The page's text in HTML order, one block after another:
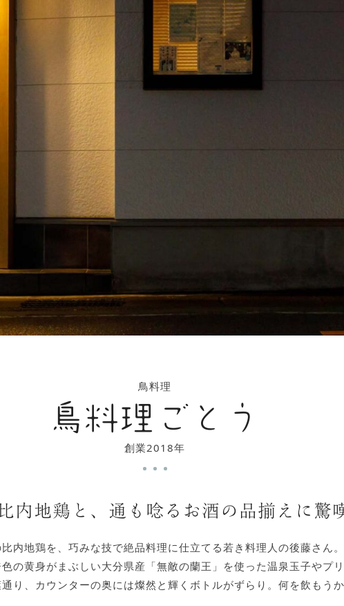
鳥料理
鳥料理ごとう
創業2018年
内地鶏と、通も唸るお酒の品揃えに驚
内地鶏を、巧みな技で絶品料理に仕立てる若き料理人の後藤さん
の黄身がまぶしい大分県産「無敵の蘭王」を使った温泉玉子やプ
り、カウンターの奥には燦然と輝くボトルがずらり。何を飲もう